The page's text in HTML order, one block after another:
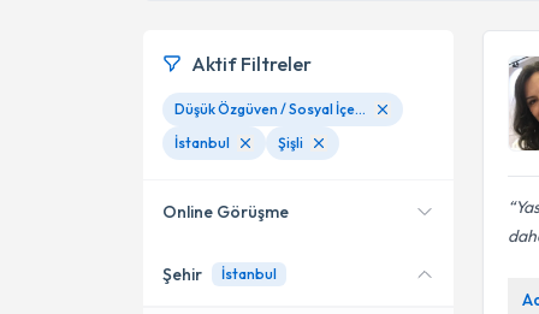
Aktif Filtreler
Düşük Özgüven / Sosyal İçe Kapanıklık
İstanbul
Şişli
Online Görüşme
Online danışmanlık sunan
Şehir İstanbul